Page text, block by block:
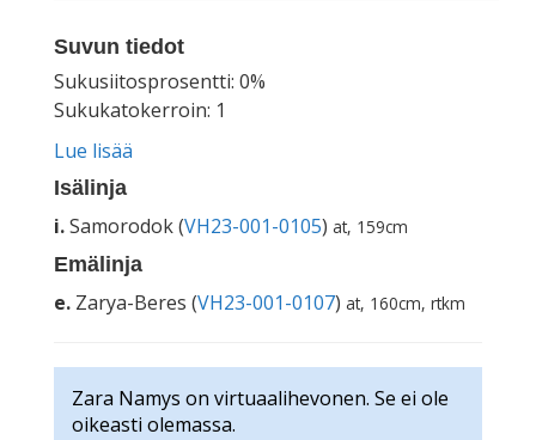
Suvun tiedot
Sukusiitosprosentti: 0%
Sukukatokerroin: 1
Lue lisää
Isälinja
i.Samorodok (VH23-001-0105) at, 159cm
Emälinja
e. Zarya-Beres (VH23-001-0107) at, 160cm, rtkm
Zara Namys on virtuaalihevonen. Se ei ole
oikeasti olemassa.